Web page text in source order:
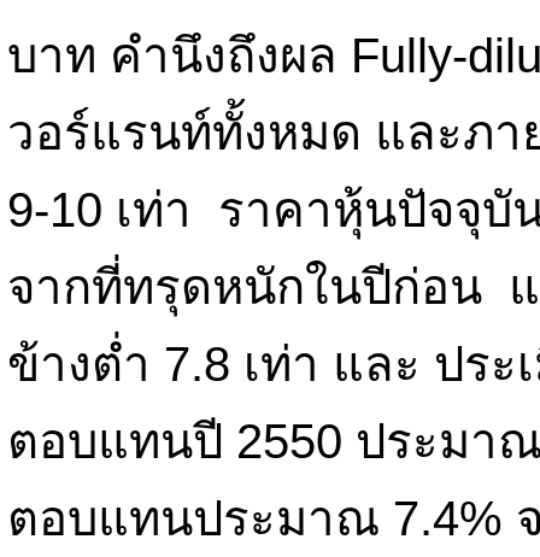
บาท คำนึงถึงผล Fully-
วอร์แรนท์ทั้งหมด และภา
9-10 เท่า ราคาหุ้นปัจจุ
จากที่ทรุดหนักในปีก่อน
ข้างต่ำ 7.8 เท่า และ ประ
ตอบแทนปี 2550 ประมา
ตอบแทนประมาณ 7.4%